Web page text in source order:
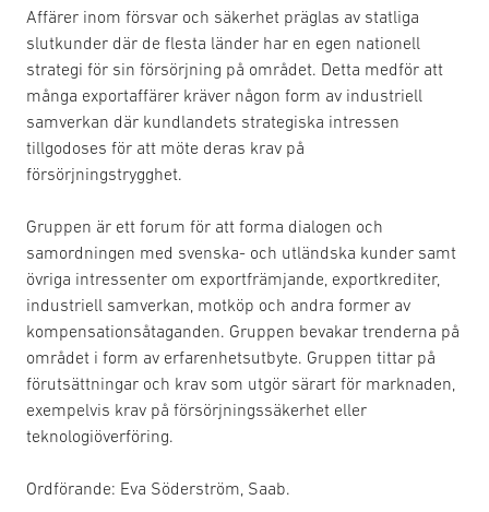
Affärer inom försvar och säkerhet präglas av statliga
slutkunder där de flesta länder har en egen nationell
strategi för sin försörjning på området. Detta medför att
många exportaffärer kräver någon form av industriell
samverkan där kundlandets strategiska intressen
tillgodoses för att möte deras krav på
försörjningstrygghet.
Gruppen är ett forum för att forma dialogen och
samordningen med svenska- och utländska kunder samt
övriga intressenter om exportfrämjande, exportkrediter,
industriell samverkan, motköp och andra former av
kompensationsåtaganden. Gruppen bevakar trenderna på
området i form av erfarenhetsutbyte. Gruppen tittar på
förutsättningar och krav som utgör särart för marknaden,
exempelvis krav på försörjningssäkerhet eller
teknologiöverföring.
Ordförande: Eva Söderström, Saab.